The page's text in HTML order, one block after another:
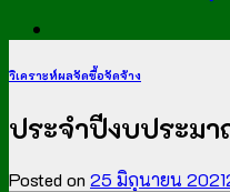
วิเคราะห์ผลจัดซื้อจัดจ้าง
ประจำปีงบประมา
Posted on 25 มิถุนายน 2021